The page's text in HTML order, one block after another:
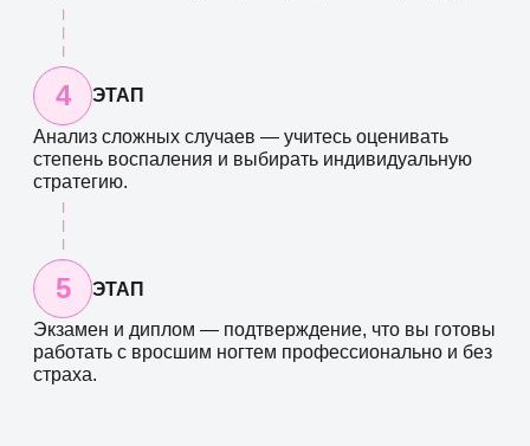
4
ЭТАП
Анализ сложных случаев — учитесь оценивать
степень воспаления и выбирать индивидуальную
стратегию.
5
ЭТАП
Экзамен и диплом — подтверждение, что вы готовы
работать с вросшим ногтем профессионально и без
страха.